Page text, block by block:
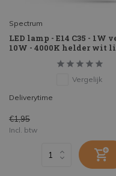
Spectrum
LED lamp - E14 C35 - 1W
10W - 4000K helder wit
Vergelijk
Deliverytime
€1,95
Incl. btw